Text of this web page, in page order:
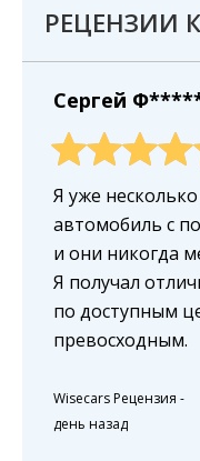
РЕЦЕНЗИИ
Сергей
Я уже
автомобиль с
и они никогда
Я получал
по доступным
превосходным.
Wisecars Рецензия -
день назад